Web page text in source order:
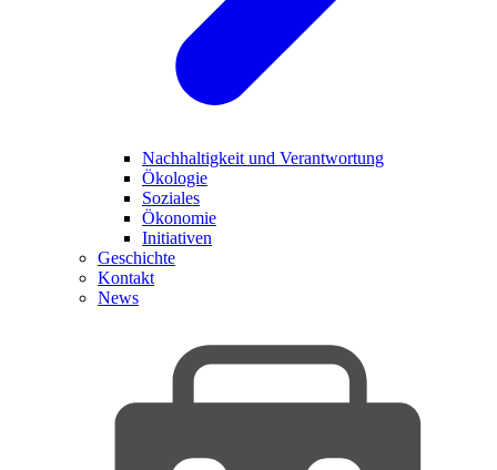
Nachhaltigkeit und Verantwortung
Ökologie
Soziales
Ökonomie
Initiativen
Geschichte
Kontakt
News